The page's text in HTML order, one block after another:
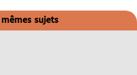
sujets